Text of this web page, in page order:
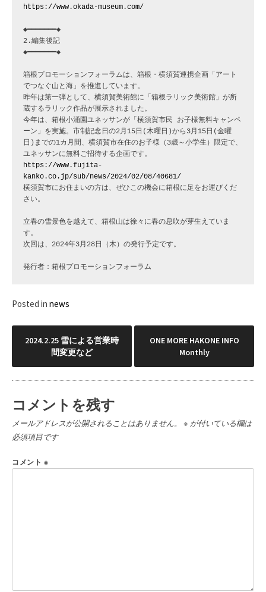
https://www.okada-museum.com/
◆━━━━━━━◆
2.編集後記
◆━━━━━━━◆
箱根プロモーションフォーラムは、箱根・横須賀連携企画「アート
でつなぐ山と海」を推進しています。
昨年は第一弾として、横須賀美術館に「箱根ラリック美術館」が所
蔵するラリック作品が展示されました。
今年は、箱根小涌園ユネッサンが「横須賀市民 お子様無料キャンペ
ーン」を実施。市制記念日の2月15日(木曜日)から3月15日(金曜
日)までの1カ月間、横須賀市在住のお子様（3歳～小学生）限定で、
https://www.fujita-
kanko.co.jp/sub/news/2024/02/08/40681/
横須賀市にお住まいの方は、ぜひこの機会に箱根に足をお運びくだ
さい。
立春の雪景色を越えて、箱根山は徐々に春の息吹が芽生えていま
す。
次回は、2024年3月28日（木）の発行予定です。
発行者：箱根プロモーションフォーラム
Posted in news
投
稿
ナ
ビ
ゲ
ー
2024.2.25 雪による営業時
間変更など
ONE MORE HAKONE INFO
Monthly
コメントを残す
メールアドレスが公開されることはありません。 ※ が付いている欄は
必須項目です
コメント ※